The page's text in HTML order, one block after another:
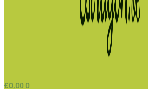
€0,00 0